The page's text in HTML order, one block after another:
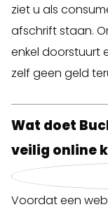
ziet u als
afschrift staan.
enkel doorstuurt
zelf geen geld
Wat doet
veilig online
Voordat een